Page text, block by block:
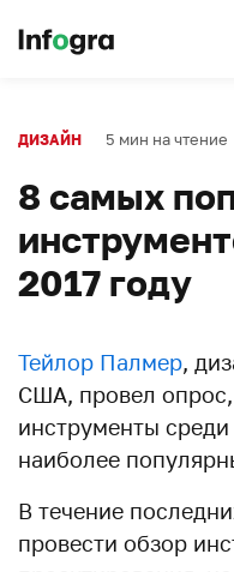
ДИЗАЙН 5 мин на чтение
8 самых
2017 году
Тейлор Палмер,
США, провел
инструменты
наиболее
В течение
провести обзор